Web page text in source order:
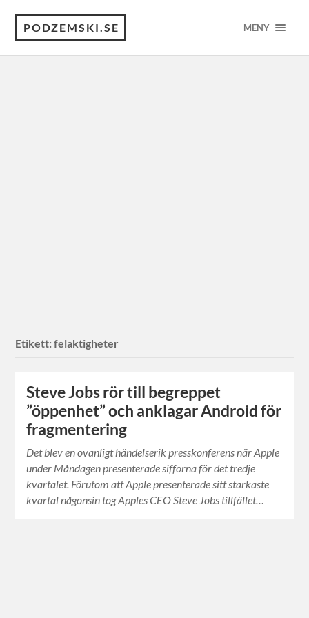
PODZEMSKI.SE MENY
Etikett:felaktigheter
Steve Jobs rör till begreppet
”öppenhet” och anklagar Android för
fragmentering
Det blev en ovanligt händelserik presskonferens när Apple
under Måndagen presenterade sifforna för det tredje
kvartalet. Förutom att Apple presenterade sitt starkaste
kvartal någonsin tog Apples CEO Steve Jobs tillfället…